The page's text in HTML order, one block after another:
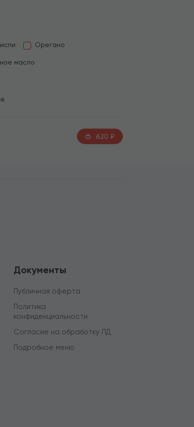
Орегано
масло
620 ₽
Документы
Публичная оферта
Политика
конфиденциальности
Согласие на обработку ПД
Подробное меню